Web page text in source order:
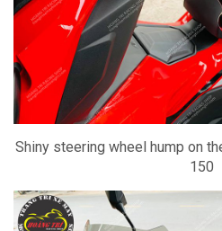
Shiny steering wheel hump on
150